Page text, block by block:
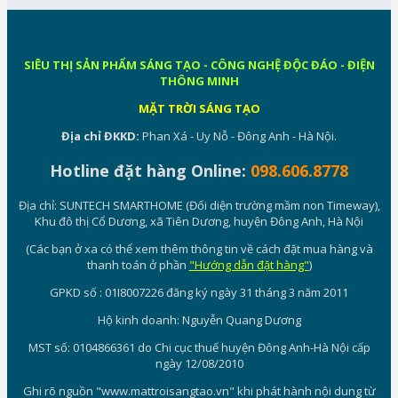
SIÊU THỊ SẢN PHẨM SÁNG TẠO - CÔNG NGHỆ ĐỘC ĐÁO - ĐIỆN
THÔNG MINH
MẶT TRỜI SÁNG TẠO
Địa chỉ ĐKKD: Phan Xá - Uy Nỗ - Đông Anh - Hà Nội.
Hotline đặt hàng Online: 098.606.8778
Địa chỉ: SUNTECH SMARTHOME (Đối diện trường mầm non Timeway),
Khu đô thị Cổ Dương, xã Tiên Dương, huyện Đông Anh, Hà Nội
(Các bạn ở xa có thể xem thêm thông tin về cách đặt mua hàng và
thanh toán ở phần "Hướng dẫn đặt hàng")
GPKD số : 01I8007226 đăng ký ngày 31 tháng 3 năm 2011
Hộ kinh doanh: Nguyễn Quang Dương
MST số: 0104866361 do Chi cục thuế huyện Đông Anh-Hà Nội cấp
ngày 12/08/2010
Ghi rõ nguồn "www.mattroisangtao.vn" khi phát hành nội dung từ